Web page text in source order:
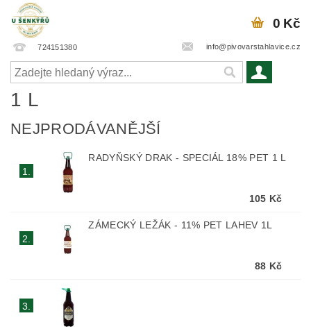
724151380 info@pivovarstahlavice.cz
0 Kč
1 L
NEJPRODÁVANĚJŠÍ
1.
RADYŇSKÝ DRAK - SPECIÁL 18% PET 1 L
105 Kč
2.
ZÁMECKÝ LEŽÁK - 11% PET LAHEV 1L
88 Kč
3.